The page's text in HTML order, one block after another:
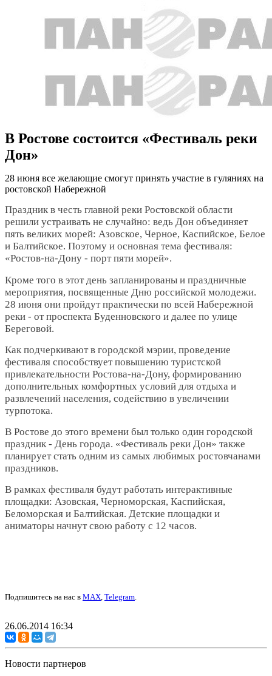
В Ростове состоится «Фестиваль реки
Дон»
28 июня все желающие смогут принять участие в гуляниях на
ростовской Набережной
Праздник в честь главной реки Ростовской области
решили устраивать не случайно: ведь Дон объединяет
пять великих морей: Азовское, Черное, Каспийское, Белое
и Балтийское. Поэтому и основная тема фестиваля:
«Ростов-на-Дону - порт пяти морей».
Кроме того в этот день запланированы и праздничные
мероприятия, посвященные Дню российской молодежи.
28 июня они пройдут практически по всей Набережной
реки - от проспекта Буденновского и далее по улице
Береговой.
Как подчеркивают в городской мэрии, проведение
фестиваля способствует повышению туристской
привлекательности Ростова-на-Дону, формированию
дополнительных комфортных условий для отдыха и
развлечений населения, содействию в увеличении
турпотока.
В Ростове до этого времени был только один городской
праздник - День города. «Фестиваль реки Дон» также
планирует стать одним из самых любимых ростовчанами
праздников.
В рамках фестиваля будут работать интерактивные
площадки: Азовская, Черноморская, Каспийская,
Беломорская и Балтийская. Детские площадки и
аниматоры начнут свою работу с 12 часов.
Подпишитесь на нас в MAX, Telegram.
26.06.2014 16:34
Новости партнеров